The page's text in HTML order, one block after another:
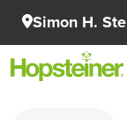
Simon H.